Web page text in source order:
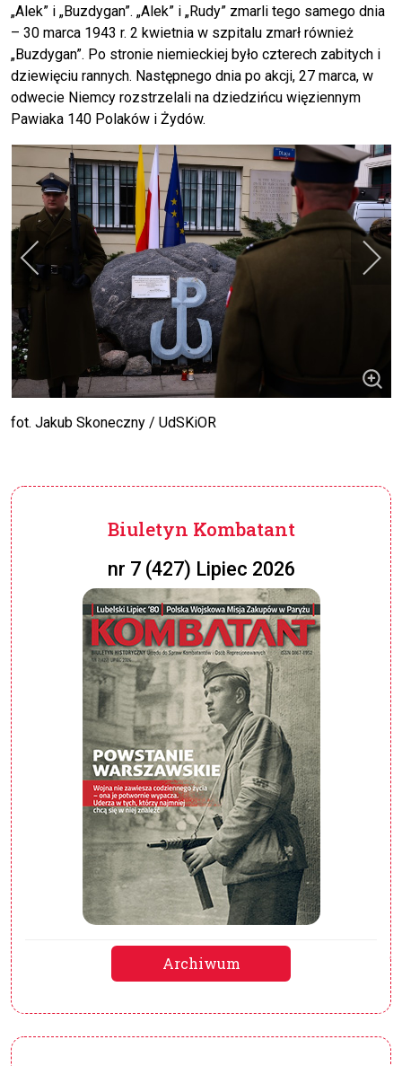
„Alek” i „Buzdygan”. „Alek” i „Rudy” zmarli tego samego dnia
– 30 marca 1943 r. 2 kwietnia w szpitalu zmarł również
„Buzdygan”. Po stronie niemieckiej było czterech zabitych i
dziewięciu rannych. Następnego dnia po akcji, 27 marca, w
odwecie Niemcy rozstrzelali na dziedzińcu więziennym
Pawiaka 140 Polaków i Żydów.
fot. Jakub Skoneczny / UdSKiOR
Biuletyn Kombatant
nr 7 (427) Lipiec 2026
Archiwum